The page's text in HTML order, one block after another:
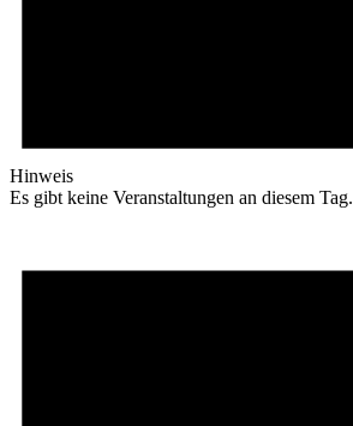
Hinweis
Es gibt keine Veranstaltungen an diesem Tag.